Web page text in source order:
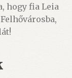
hogy fia Leia